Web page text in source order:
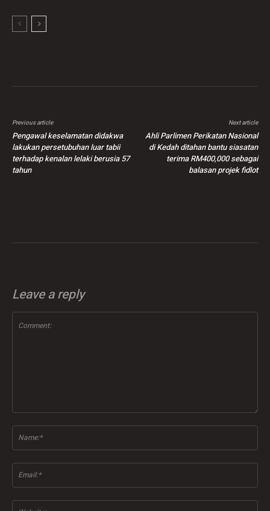
Previous article
Pengawal keselamatan didakwa
lakukan persetubuhan luar tabii
terhadap kenalan lelaki berusia 57
tahun
Next article
Ahli Parlimen Perikatan Nasional
di Kedah ditahan bantu siasatan
terima RM400,000 sebagai
balasan projek fidlot
Leave a reply